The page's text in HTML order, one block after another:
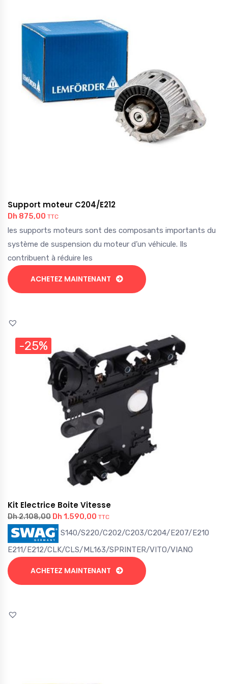
Support moteur C204/E212
Dh 875,00 TTC
les supports moteurs sont des composants importants du
système de suspension du moteur d’un véhicule. Ils
contribuent à réduire les
ACHETEZ MAINTENANT
-25%
Kit Electrice Boite Vitesse
Dh2.108,00 Dh 1.590,00 TTC
S140/S220/C202/C203/C204/E207/E210
E211/E212/CLK/CLS/ML163/SPRINTER/VITO/VIANO
ACHETEZ MAINTENANT